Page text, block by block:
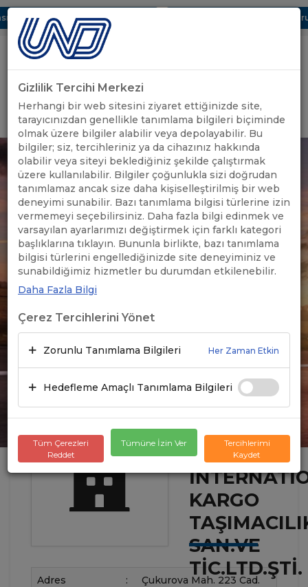
Dijital UBAK Bölümü Hakkında UND, Yunanistan Vize
Uluslararası Nakliyeciler Derneği
GİRİŞ YAP
ASYA
KARGO
SAN.VE
TIC.LTD.ŞTI.
Adres :
Çukurova Mah. 223 Cad.
Gizlilik Tercihi Merkezi
Herhangi bir web sitesini ziyaret ettiğinizde site,
tarayıcınızdan genellikle tanımlama bilgileri biçiminde
olmak üzere bilgiler alabilir veya depolayabilir. Bu
bilgiler; siz, tercihleriniz ya da cihazınız hakkında
olabilir veya siteyi beklediğiniz şekilde çalıştırmak
üzere kullanılabilir. Bilgiler çoğunlukla sizi doğrudan
tanımlamaz ancak size daha kişiselleştirilmiş bir web
deneyimi sunabilir. Bazı tanımlama bilgisi türlerine izin
vermemeyi seçebilirsiniz. Daha fazla bilgi edinmek ve
varsayılan ayarlarımızı değiştirmek için farklı kategori
başlıklarına tıklayın. Bununla birlikte, bazı tanımlama
bilgisi türlerini engellediğinizde site deneyiminiz ve
sunabildiğimiz hizmetler bu durumdan etkilenebilir.
Daha Fazla Bilgi
Çerez Tercihlerini Yönet
Zorunlu Tanımlama Bilgileri Her Zaman Etkin
Hedefleme Amaçlı Tanımlama Bilgileri
Tüm Çerezleri
Reddet
Tümüne İzin Ver
Tercihlerimi
Kaydet